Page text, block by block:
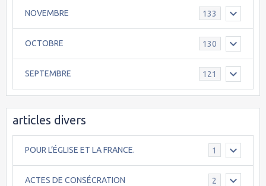
NOVEMBRE 133
OCTOBRE 130
SEPTEMBRE 121
articles divers
POUR L’ÉGLISE ET LA FRANCE. 1
ACTES DE CONSÉCRATION 2